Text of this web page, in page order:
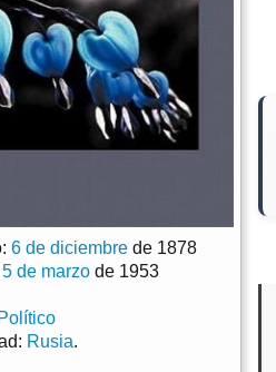
6 de diciembre de 1878
5 de marzo de 1953
Político
Rusia.